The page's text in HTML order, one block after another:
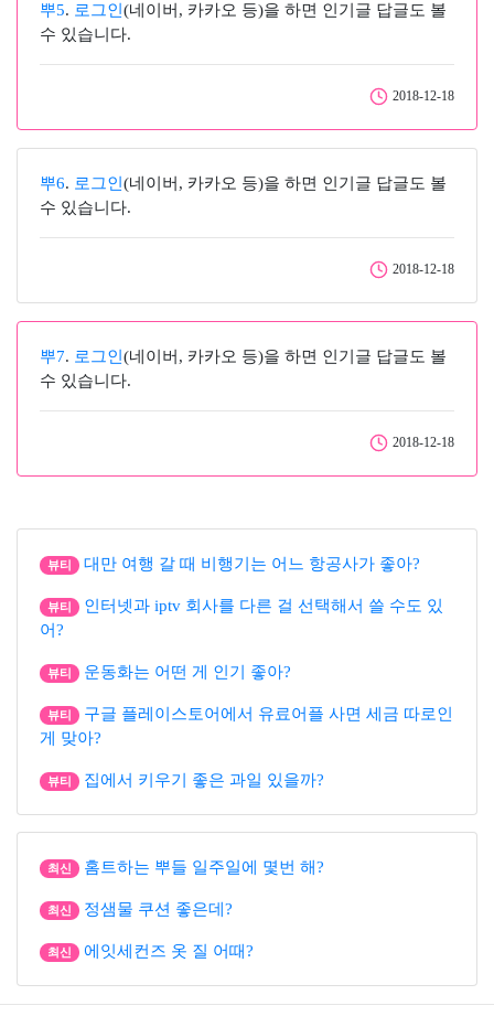
뿌5. 로그인 (네이버, 카카오 등)을 하면 인기글 답글도 볼
수 있습니다.
2018-12-18
뿌6. 로그인 (네이버, 카카오 등)을 하면 인기글 답글도 볼
수 있습니다.
2018-12-18
뿌7. 로그인 (네이버, 카카오 등)을 하면 인기글 답글도 볼
수 있습니다.
2018-12-18
뷰티 대만 여행 갈 때 비행기는 어느 항공사가 좋아?
뷰티
인터넷과 iptv 회사를 다른 걸 선택해서 쓸 수도 있
어?
뷰티 운동화는 어떤 게 인기 좋아?
뷰티
구글 플레이스토어에서 유료어플 사면 세금 따로인
게 맞아?
뷰티 집에서 키우기 좋은 과일 있을까?
최신 홈트하는 뿌들 일주일에 몇번 해?
최신 정샘물 쿠션 좋은데?
최신 에잇세컨즈 옷 질 어때?